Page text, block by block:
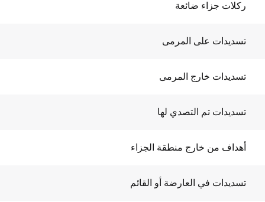
ركلات جزاء ضائعة
تسديدات على المرمى
تسديدات خارج المرمى
تسديدات تم التصدي لها
أهداف من خارج منطقة الجزاء
تسديدات في العارضة أو القائم